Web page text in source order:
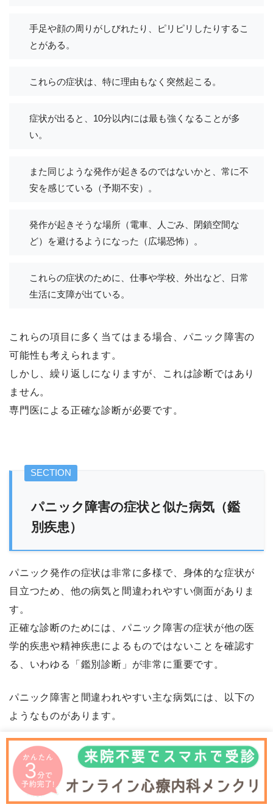
手足や顔の周りがしびれたり、ピリピリしたりするこ
とがある。
これらの症状は、特に理由もなく突然起こる。
症状が出ると、10分以内には最も強くなることが多
い。
また同じような発作が起きるのではないかと、常に不
安を感じている（予期不安）。
発作が起きそうな場所（電車、人ごみ、閉鎖空間な
ど）を避けるようになった（広場恐怖）。
これらの症状のために、仕事や学校、外出など、日常
生活に支障が出ている。
これらの項目に多く当てはまる場合、パニック障害の
可能性も考えられます。
しかし、繰り返しになりますが、これは診断ではあり
ません。
専門医による正確な診断が必要です。
パニック障害の症状と似た病気（鑑
別疾患）
パニック発作の症状は非常に多様で、身体的な症状が
目立つため、他の病気と間違われやすい側面がありま
す。
正確な診断のためには、パニック障害の症状が他の医
学的疾患や精神疾患によるものではないことを確認す
る、いわゆる「鑑別診断」が非常に重要です。
パニック障害と間違われやすい主な病気には、以下の
ようなものがあります。
心臓疾患
: 不整脈、狭心症など。
動悸や胸痛は心臓病の症状とよく似ています。
しかし、心臓病の場合、運動時や特定の動作時に症状